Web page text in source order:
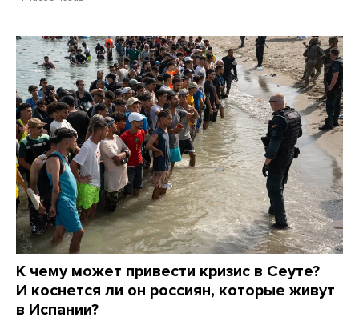
К чему может привести кризис в Сеуте?
И коснется ли он россиян, которые живут
в Испании?